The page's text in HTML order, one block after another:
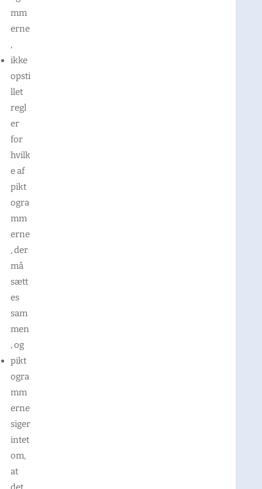
mm
erne
,
ikke
opsti
llet
regl
er
for
hvilk
e af
pikt
ogra
mm
erne
, der
må
sætt
es
sam
men
, og
pikt
ogra
mm
erne
siger
intet
om,
at